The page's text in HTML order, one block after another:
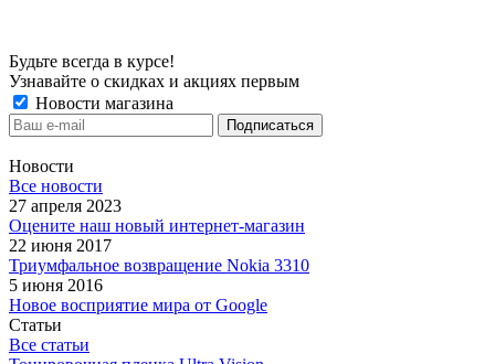
Будьте всегда в курсе!
Узнавайте о скидках и акциях первым
Новости магазина
Новости
Все новости
27 апреля 2023
Оцените наш новый интернет-магазин
22 июня 2017
Триумфальное возвращение Nokia 3310
5 июня 2016
Новое восприятие мира от Google
Статьи
Все статьи